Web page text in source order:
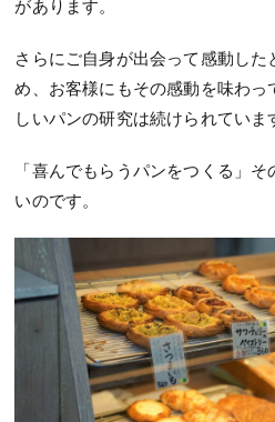
があります。
さらにご自身が出会って感動した
め、お客様にもその感動を味わ
しいパンの研究は続けられていま
「喜んでもらうパンをつくる」
いのです。